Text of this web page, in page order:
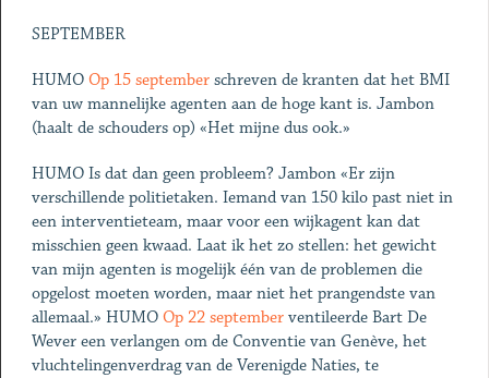
SEPTEMBER
HUMO Op 15 septemberschreven de kranten dat het BMI
van uw mannelijke agenten aan de hoge kant is. Jambon
(haalt de schouders op) «Het mijne dus ook.»
HUMO Is dat dan geen probleem? Jambon «Er zijn
verschillende politietaken. Iemand van 150 kilo past niet in
een interventieteam, maar voor een wijkagent kan dat
misschien geen kwaad. Laat ik het zo stellen: het gewicht
van mijn agenten is mogelijk één van de problemen die
opgelost moeten worden, maar niet het prangendste van
allemaal.» HUMO Op 22 septemberventileerde Bart De
Wever een verlangen om de Conventie van Genève, het
vluchtelingenverdrag van de Verenigde Naties, te